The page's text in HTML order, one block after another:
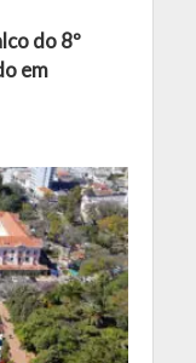
do 8º
em